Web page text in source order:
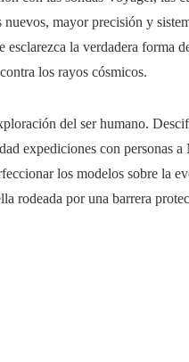
mayor precisión y
la verdadera forma
los rayos cósmicos.
del ser humano.
expediciones con personas
los modelos sobre la
rodeada por una barrera